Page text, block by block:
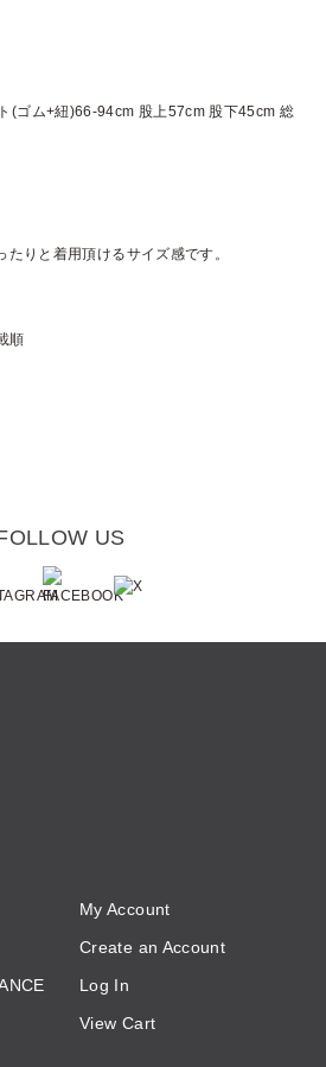
(ゴム+紐)66-94cm 股上57cm 股下45cm 総
りと着用頂けるサイズ感です。
順
US
My Account
Create an Account
Log In
View Cart